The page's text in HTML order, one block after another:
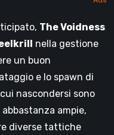
The Voidness
nella gestione
un buon
e lo spawn di
nascondersi sono
ampie,
diverse tattiche